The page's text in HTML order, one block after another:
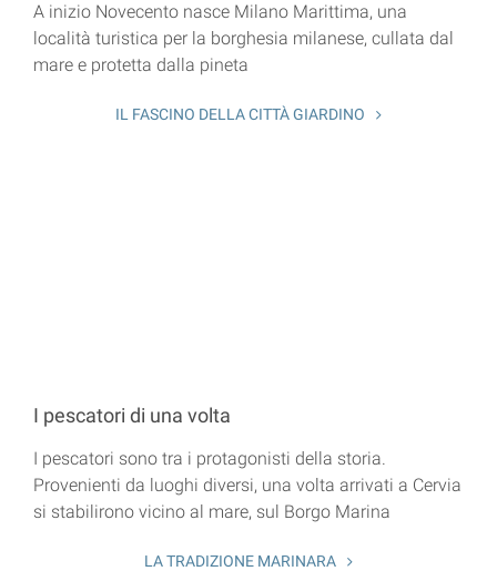
A inizio Novecento nasce Milano Marittima, una
località turistica per la borghesia milanese, cullata dal
mare e protetta dalla pineta
IL FASCINO DELLA CITTÀ GIARDINO
I pescatori di una volta
I pescatori sono tra i protagonisti della storia.
Provenienti da luoghi diversi, una volta arrivati a Cervia
si stabilirono vicino al mare, sul Borgo Marina
LA TRADIZIONE MARINARA